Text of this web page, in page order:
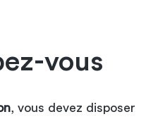
vous
, vous devez disposer